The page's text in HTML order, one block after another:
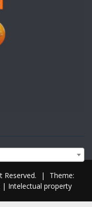
Reserved. |
Theme:
| Intelectual property